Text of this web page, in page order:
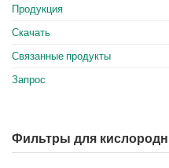
Продукция
Скачать
Связанные продукты
Запрос
Фильтры для